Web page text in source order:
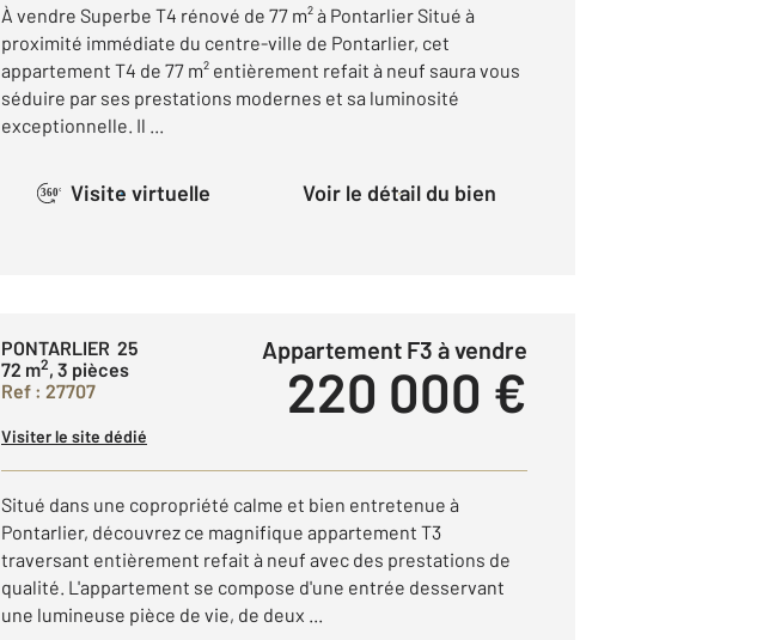
À vendre Superbe T4 rénové de 77 m² à Pontarlier Situé à
proximité immédiate du centre-ville de Pontarlier, cet
appartement T4 de 77 m² entièrement refait à neuf saura vous
séduire par ses prestations modernes et sa luminosité
exceptionnelle. Il ...
360° Visite virtuelle Voir le détail du bien
PONTARLIER 25
72 m2, 3 pièces
Ref : 27707
Appartement F3 à vendre
220 000 €
Visiter le site dédié
Situé dans une copropriété calme et bien entretenue à
Pontarlier, découvrez ce magnifique appartement T3
traversant entièrement refait à neuf avec des prestations de
qualité. L'appartement se compose d'une entrée desservant
une lumineuse pièce de vie, de deux ...